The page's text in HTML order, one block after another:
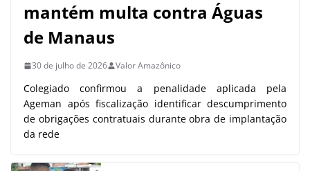
mantém multa contra Águas
de Manaus
30 de julho de 2026 Valor Amazônico
Colegiado confirmou a penalidade aplicada pela
Ageman após fiscalização identificar descumprimento
de obrigações contratuais durante obra de implantação
da rede